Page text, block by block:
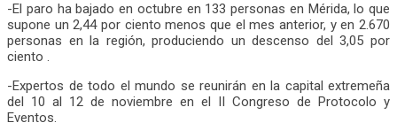
-El paro ha bajado en octubre en 133 personas en Mérida, lo que
supone un 2,44 por ciento menos que el mes anterior, y en 2.670
personas en la región, produciendo un descenso del 3,05 por
ciento .
-Expertos de todo el mundo se reunirán en la capital extremeña
del 10 al 12 de noviembre en el II Congreso de Protocolo y
Eventos.